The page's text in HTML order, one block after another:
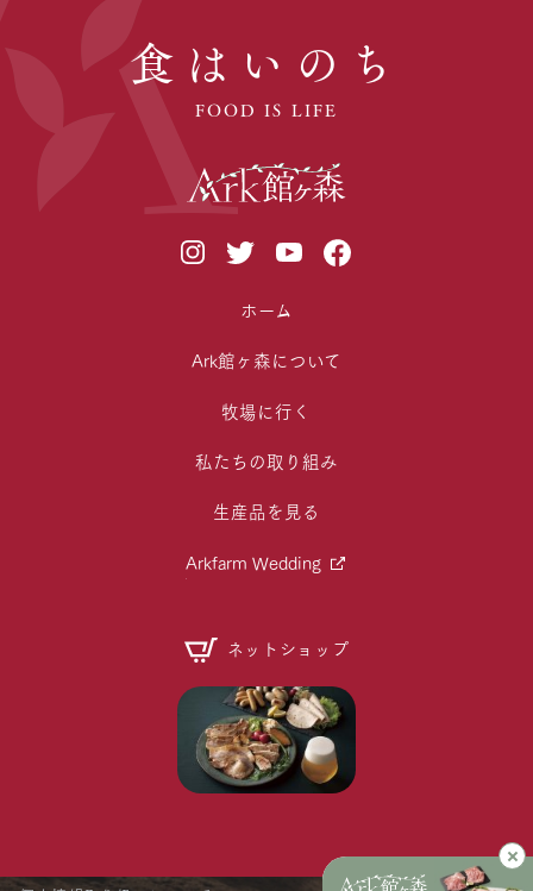
食はいのち
FOOD IS LIFE
ホーム
Ark館ヶ森について
牧場に行く
私たちの取り組み
生産品を見る
Arkfarm Wedding
ネットショップ